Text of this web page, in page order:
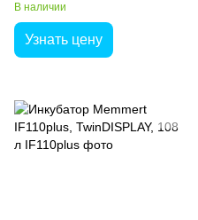
В наличии
Узнать цену